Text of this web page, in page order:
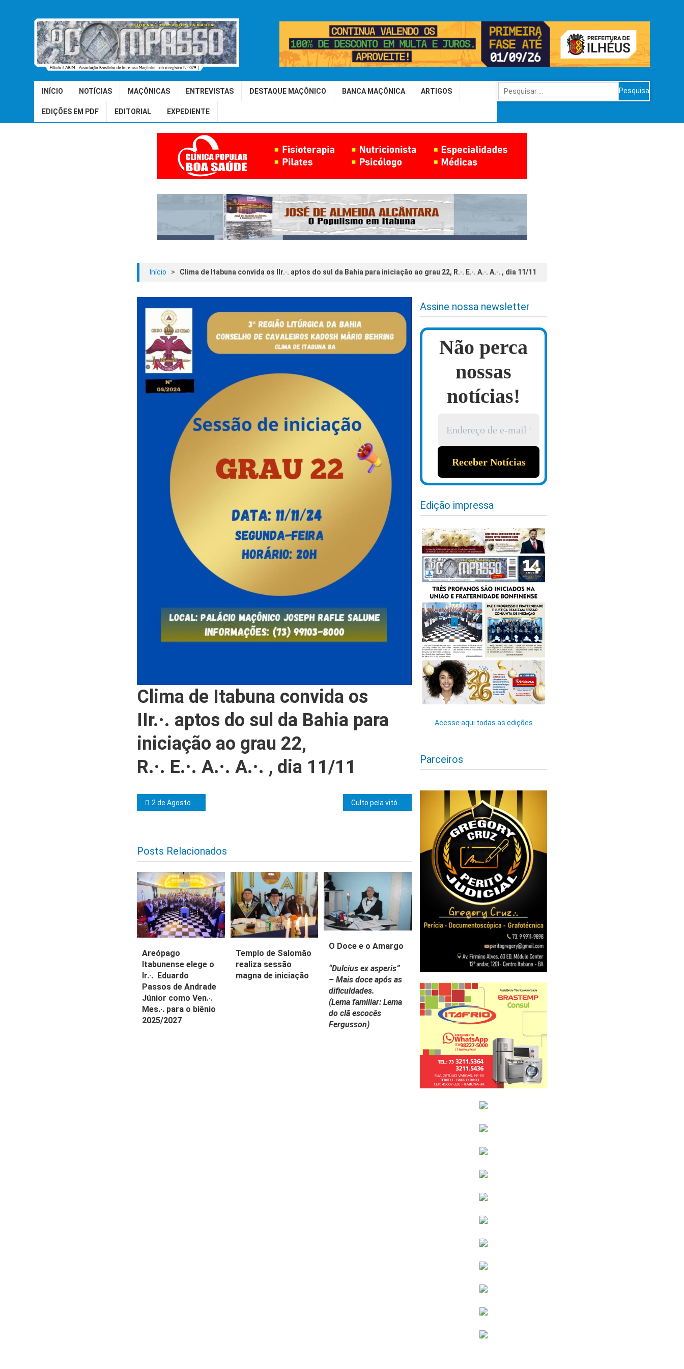
INÍCIO NOTÍCIAS MAÇÔNICAS ENTREVISTAS DESTAQUE MAÇÔNICO BANCA MAÇÔNICA ARTIGOS
EDIÇÕES EM PDF EDITORIAL EXPEDIENTE
Pesquisar
por:
Início > Clima de Itabuna convida os IIr.·. aptos do sul da Bahia para iniciação ao grau 22, R.·. E.·. A.·. A.·. , dia 11/11
Clima de Itabuna convida os
IIr.·. aptos do sul da Bahia para
iniciação ao grau 22,
R.·. E.·. A.·. A.·. , dia 11/11
Navegação de Post
2 de Agosto e União e Caridade realizarão sessão magna de elevação
Posts Relacionados
Areópago
Itabunense elege o
Ir.·. Eduardo
Passos de Andrade
Júnior como Ven.·.
Mes.·. para o biênio
2025/2027
Templo de Salomão
realiza sessão
magna de iniciação
O Doce e o Amargo
“Dulcius ex asperis”
– Mais doce após as
dificuldades.
(Lema familiar: Lema
do clã escocês
Fergusson)
Assine nossa newsletter
Não perca
nossas
notícias!
Edição impressa
Acesse aqui todas as edições
Parceiros